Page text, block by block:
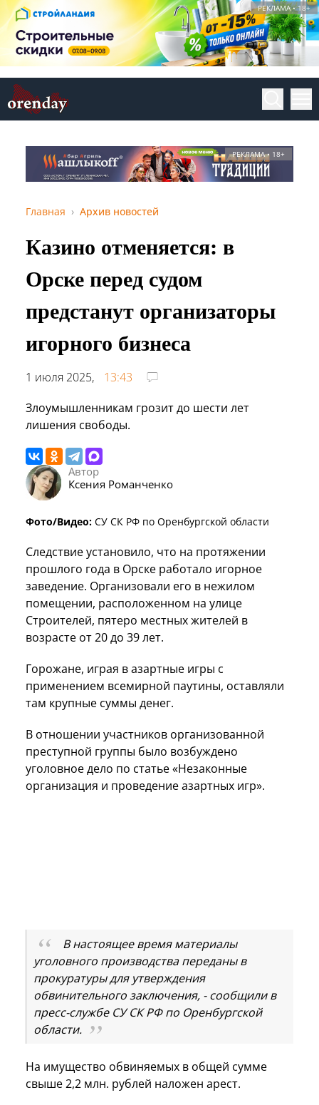
РЕКЛАМА • 18+
РЕКЛАМА • 18+
Главная Архив новостей
Казино отменяется: в
Орске перед судом
предстанут организаторы
игорного бизнеса
1 июля 2025,
13:43
Злоумышленникам грозит до шести лет
лишения свободы.
Автор
Ксения Романченко
Фото/Видео: СУ СК РФ по Оренбургской области
Следствие установило, что на протяжении
прошлого года в Орске работало игорное
заведение. Организовали его в нежилом
помещении, расположенном на улице
Строителей, пятеро местных жителей в
возрасте от 20 до 39 лет.
Горожане, играя в азартные игры с
применением всемирной паутины, оставляли
там крупные суммы денег.
В отношении участников организованной
преступной группы было возбуждено
уголовное дело по статье «Незаконные
организация и проведение азартных игр».
В настоящее время материалы
уголовного производства переданы в
прокуратуры для утверждения
обвинительного заключения, - сообщили в
пресс-службе СУ СК РФ по Оренбургской
области.
На имущество обвиняемых в общей сумме
свыше 2,2 млн. рублей наложен арест.